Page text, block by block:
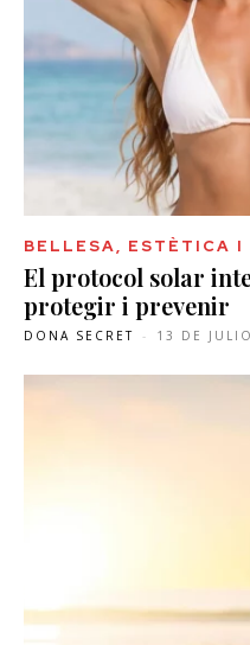
BELLESA, ESTÈTICA I
El protocol solar
protegir i prevenir
DONA SECRET - 13 DE